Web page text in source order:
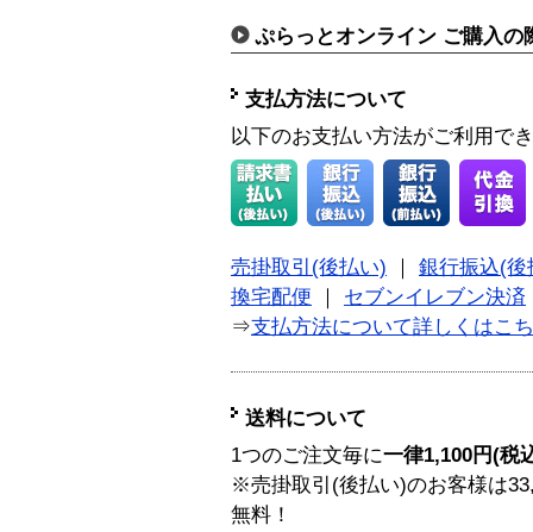
ぷらっとオンライン ご購入の
支払方法について
以下のお支払い方法がご利用で
売掛取引(後払い)
銀行振込(後
換宅配便
セブンイレブン決済
⇒支払方法について詳しくはこ
送料について
1つのご注文毎に一律1,100円(税
※売掛取引(後払い)のお客様は
無料！